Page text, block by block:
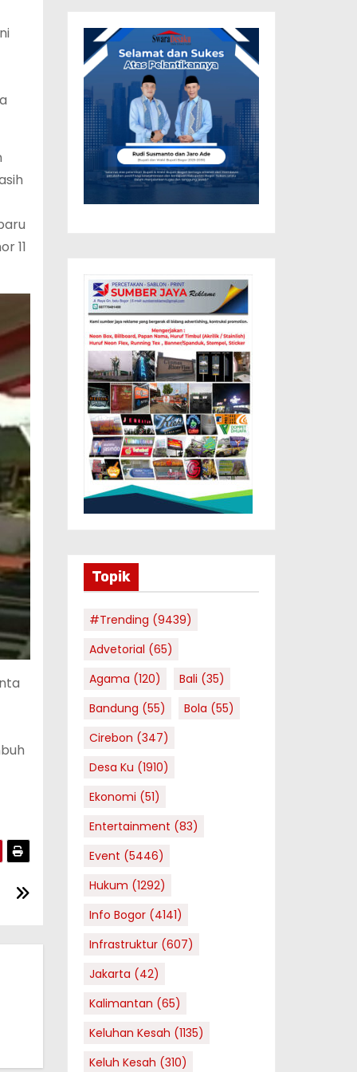
11
Topik
#Trending (9439)
Advetorial (65)
Agama (120) Bali (35)
Bandung (55) Bola (55)
Cirebon (347)
Desa Ku (1910)
Ekonomi (51)
Entertainment (83)
Event (5446)
Hukum (1292)
Info Bogor(4141)
Infrastruktur(607)
Jakarta (42)
Kalimantan (65)
Keluhan Kesah (1135)
Keluh Kesah (310)